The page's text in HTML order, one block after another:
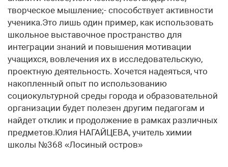
творческое мышление;- способствует активности
ученика.Это лишь один пример, как использовать
школьное выставочное пространство для
интеграции знаний и повышения мотивации
учащихся, вовлечения их в исследовательскую,
проектную деятельность. Хочется надеяться, что
накопленный опыт по использованию
социокультурной среды города и образовательной
организации будет полезен другим педагогам и
найдет отклик и продолжение в рамках различных
предметов.Юлия НАГАЙЦЕВА, учитель химии
школы №368 «Лосиный остров»